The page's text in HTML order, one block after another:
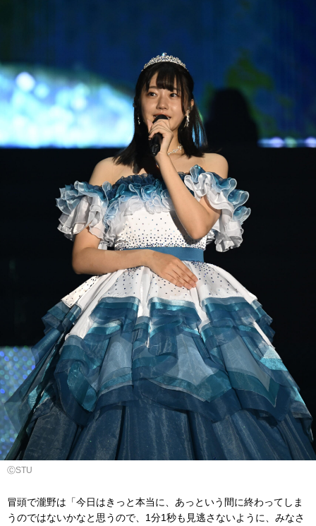
ⒸSTU
冒頭で瀧野は「今日はきっと本当に、あっという間に終わってしま
うのではないかなと思うので、1分1秒も見逃さないように、みなさ